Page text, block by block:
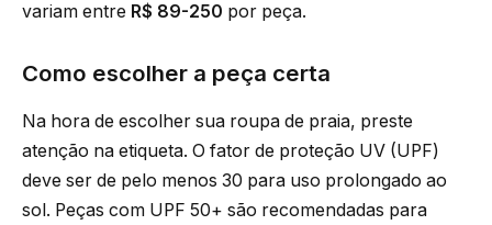
variam entre R$ 89-250 por peça.
Como escolher a peça certa
Na hora de escolher sua roupa de praia, preste
atenção na etiqueta. O fator de proteção UV (UPF)
deve ser de pelo menos 30 para uso prolongado ao
sol. Peças com UPF 50+ são recomendadas para